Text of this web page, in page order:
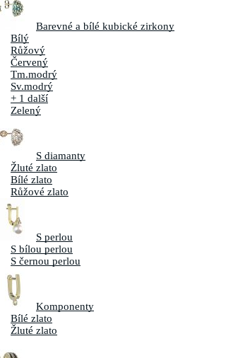
Barevné a bílé kubické zirkony
Bílý
Růžový
Červený
Tm.modrý
Sv.modrý
+ 1 další
Zelený
S diamanty
Žluté zlato
Bílé zlato
Růžové zlato
S perlou
S bílou perlou
S černou perlou
Komponenty
Bílé zlato
Žluté zlato